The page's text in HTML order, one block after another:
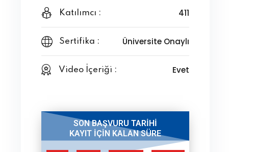
Katılımcı : 411
Sertifika : Üniversite Onaylı
Video İçeriği : Evet
SON BAŞVURU TARİHİ
KAYIT İÇİN KALAN SÜRE